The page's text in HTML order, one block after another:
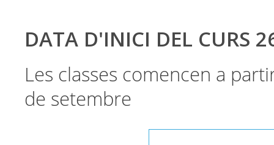
DATA D'INICI DEL CURS
Les classes comencen a
de setembre